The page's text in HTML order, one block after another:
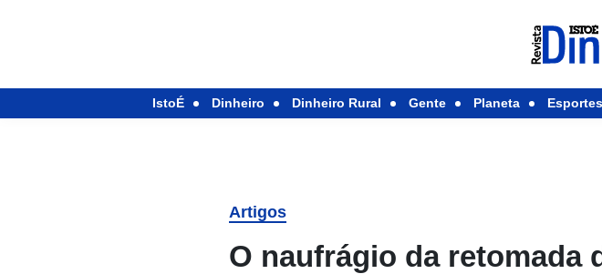
IstoÉ Dinheiro Dinheiro Rural Gente Planeta Esportes
Artigos
O naufrágio da retomada